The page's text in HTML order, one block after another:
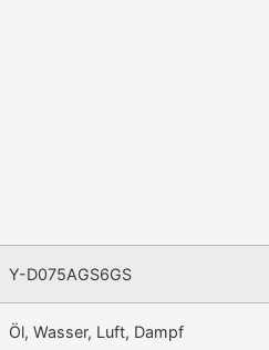
Y-D075AGS6GS
Öl, Wasser, Luft, Dampf